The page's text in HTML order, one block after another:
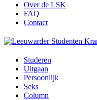
Over de LSK
FAQ
Contact
Studeren
Uitgaan
Persoonlijk
Seks
Column